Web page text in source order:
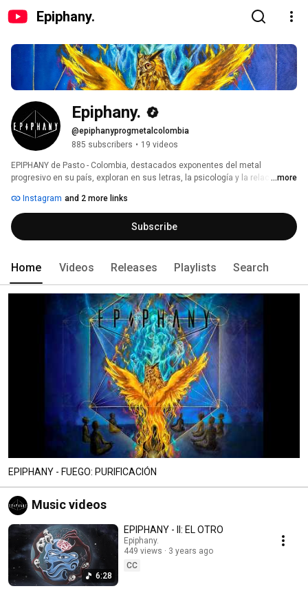
Epiphany.
Epiphany.
@epiphanyprogmetalcolombia
885 subscribers • 19 videos
EPIPHANY de Pasto - Colombia, destacados exponentes del metal
progresivo en su país, exploran en sus letras, la psicología y la relación del
musicalmente fusionan en el metal progresivo influencias sinfónicas,
acústicas y latinoamericanas, incorporando en instrumentos como
Ronroco, saxofón y voces tanto melódicas como guturales que potencian
la riqueza poética y narrativa del idioma español.
...more
Instagram and 2 more links
Subscribe
Home Videos Releases Playlists Search
EPIPHANY - FUEGO: PURIFICACIÓN
Music videos
6:28
EPIPHANY - II: EL OTRO
Epiphany.
449 views
3 years ago
CC